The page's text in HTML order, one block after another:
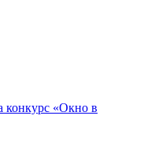
конкурс «Окно в